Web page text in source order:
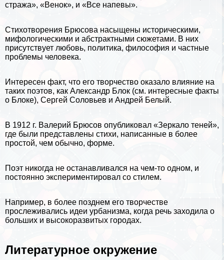
стража», «Венок», и «Все напевы».
Стихотворения Брюсова насыщены историческими,
мифологическими и абстpaктными сюжетами. В них
присутствует любовь, политика, философия и частные
проблемы человека.
Интересен факт, что его творчество оказало влияние на
таких поэтов, как Александр Блок (см. интересные факты
о Блоке), Сергeй Соловьев и Андрей Белый.
В 1912 г. Валерий Брюсов опубликовал «Зеркало теней»,
где были представлены стихи, написанные в более
простой, чем обычно, форме.
Поэт никогда не останавливался на чем-то одном, и
постоянно экспериментировал со стилем.
Например, в более позднем его творчестве
прослеживались идеи урбанизма, когда речь заходила о
больших и высокоразвитых городах.
Литературное окружение